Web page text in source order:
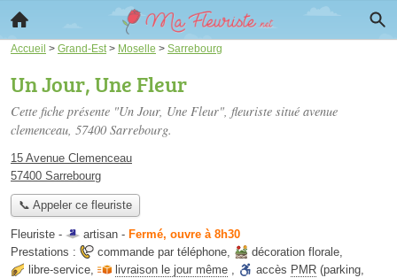
Accueil > Grand-Est > Moselle > Sarrebourg
Un Jour, Une Fleur
Cette fiche présente "Un Jour, Une Fleur", fleuriste situé avenue
clemenceau, 57400 Sarrebourg.
15 Avenue Clemenceau
57400 Sarrebourg
📞 Appeler ce fleuriste
Fleuriste - artisan - Fermé, ouvre à 8h30
Prestations :
commande par téléphone, décoration florale,
libre-service, livraison le jour même , accès PMR (parking,